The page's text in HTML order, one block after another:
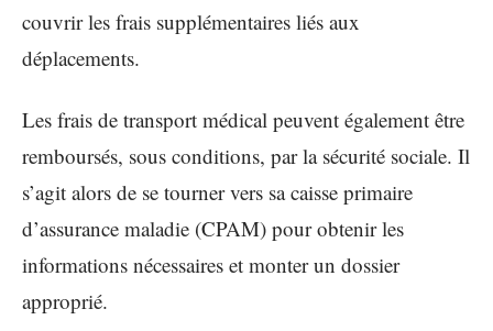
couvrir les frais supplémentaires liés aux
déplacements.
Les frais de transport médical peuvent également être
remboursés, sous conditions, par la sécurité sociale. Il
s’agit alors de se tourner vers sa caisse primaire
d’assurance maladie (CPAM) pour obtenir les
informations nécessaires et monter un dossier
approprié.